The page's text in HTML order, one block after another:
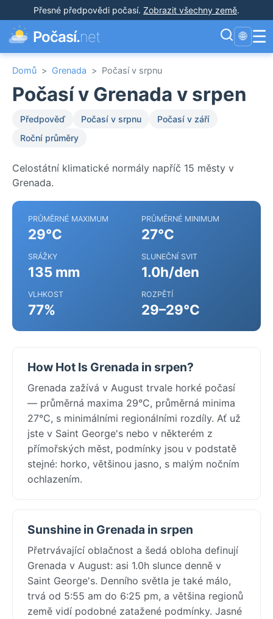
Přesné předpovědi počasí. Zobrazit všechny země.
Počasí.net 🌐 ☰
Domů > Grenada > Počasí v srpnu
Počasí v Grenada v srpen
Předpověď Počasí v srpnu
Počasí v září
Roční průměry
Celostátní klimatické normály napříč 15 městy v
Grenada.
PRŮMĚRNÉ MAXIMUM
29°C
PRŮMĚRNÉ MINIMUM
27°C
SRÁŽKY
135 mm
SLUNEČNÍ SVIT
1.0h/den
VLHKOST
77%
ROZPĚTÍ
29–29°C
How Hot Is Grenada in srpen?
Grenada zažívá v August trvale horké počasí
— průměrná maxima 29°C, průměrná minima
27°C, s minimálními regionálními rozdíly. Ať už
jste v Saint George's nebo v některém z
přímořských měst, podmínky jsou v podstatě
stejné: horko, většinou jasno, s malým nočním
ochlazením.
Sunshine in Grenada in srpen
Přetrvávající oblačnost a šedá obloha definují
Grenada v August: asi 1.0h slunce denně v
Saint George's. Denního světla je také málo,
trvá od 5:55 am do 6:25 pm, a většina regionů
země vidí podobné zatažené podmínky. Jasné